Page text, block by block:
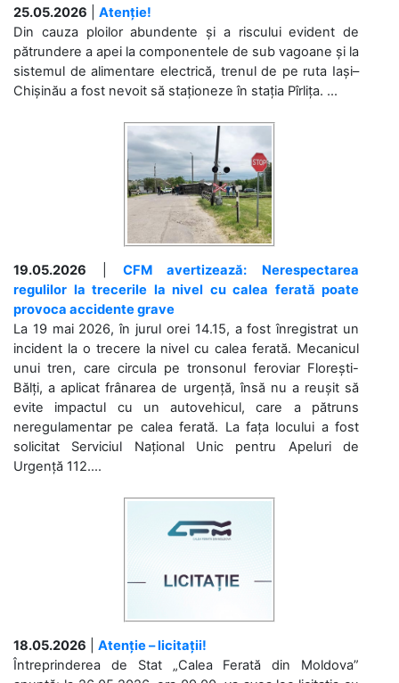
25.05.2026
Atenție!
Din cauza ploilor abundente și a riscului evident de
pătrundere a apei la componentele de sub vagoane și la
sistemul de alimentare electrică, trenul de pe ruta Iași–
Chișinău a fost nevoit să staționeze în stația Pîrlița. ...
19.05.2026
CFM avertizează: Nerespectarea
regulilor la trecerile la nivel cu calea ferată poate
provoca accidente grave
La 19 mai 2026, în jurul orei 14.15, a fost înregistrat un
incident la o trecere la nivel cu calea ferată. Mecanicul
unui tren, care circula pe tronsonul feroviar Florești-
Bălți, a aplicat frânarea de urgență, însă nu a reușit să
evite impactul cu un autovehicul, care a pătruns
neregulamentar pe calea ferată. La fața locului a fost
solicitat Serviciul Național Unic pentru Apeluri de
Urgență 112....
18.05.2026
Atenție – licitații!
Întreprinderea de Stat „Calea Ferată din Moldova”